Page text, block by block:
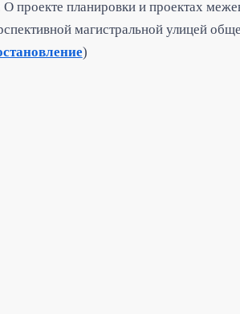
О проекте планировки и проектах
магистральной улицей
)